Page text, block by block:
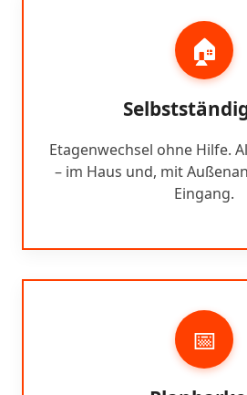
🏠
Etagenwechsel ohne Hilfe.
– im Haus und, mit
Eingang.
📅